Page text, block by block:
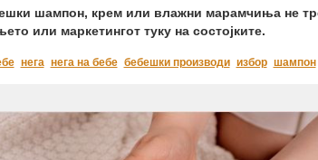
шампон, крем или влажни марамчиња не
или маркетингот туку на состојките.
нега нега на бебе бебешки производи избор шампон